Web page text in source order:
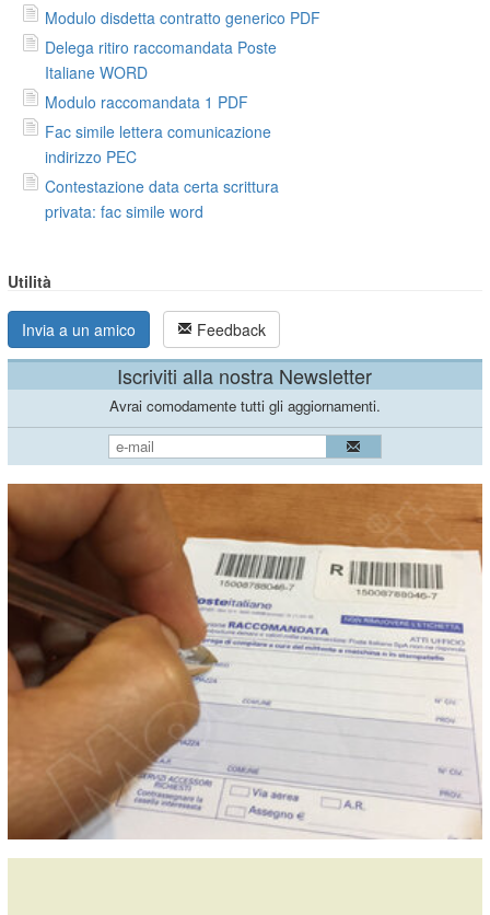
Modulo disdetta contratto generico PDF
Delega ritiro raccomandata Poste
Italiane WORD
Modulo raccomandata 1 PDF
Fac simile lettera comunicazione
indirizzo PEC
Contestazione data certa scrittura
privata: fac simile word
Utilità
Invia a un amico Feedback
Iscriviti alla nostra Newsletter
Avrai comodamente tutti gli aggiornamenti.